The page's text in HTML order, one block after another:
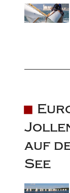
auf
See